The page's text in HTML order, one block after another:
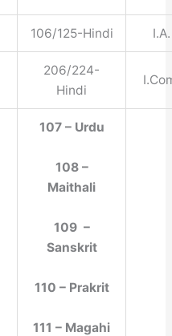
106/125-Hindi I.A.
206/224-
Hindi
107 – Urdu
108 –
Maithali
109 –
Sanskrit
110 – Prakrit
111 – Magahi